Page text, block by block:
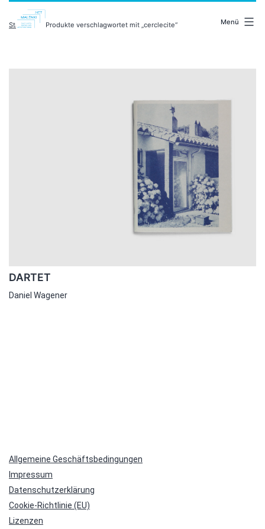
Inhalt
Menü
Startseite / Produkte verschlagwortet mit „cerclecite“
DARTET
Daniel Wagener
Allgemeine Geschäftsbedingungen
Impressum
Datenschutzerklärung
Cookie-Richtlinie (EU)
Lizenzen